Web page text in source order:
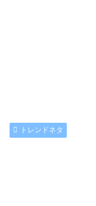
トレンドネタ